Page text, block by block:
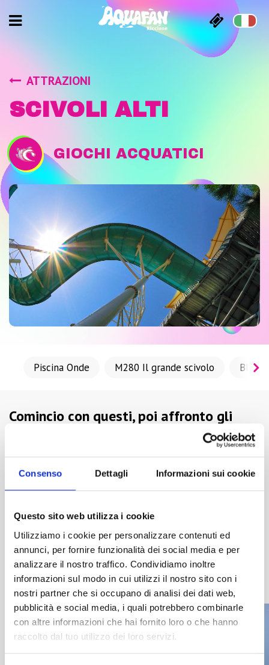
Consenso Dettagli Informazioni sui cookie
Questo sito web utilizza i cookie
Utilizziamo i cookie per personalizzare contenuti ed
annunci, per fornire funzionalità dei social media e per
analizzare il nostro traffico. Condividiamo inoltre
informazioni sul modo in cui utilizzi il nostro sito con i
nostri partner che si occupano di analisi dei dati web,
pubblicità e social media, i quali potrebbero combinarle
con altre informazioni che hai fornito loro o che hanno
raccolto dal tuo utilizzo dei loro servizi.
ATTRAZIONI
SCIVOLI ALTI
GIOCHI ACQUATICI
Piscina Onde M280 Il grande scivolo Black
Comincio con questi, poi affronto gli
Gli Scivoli Alti sono gli scivoli più famosi di Aquafan!
Sono 3 serpentoni divertenti, alti 25 metri e lunghi circa
ambientarsi all'adrenalina che riservano le altre
attrazioni più "aggressive" del Parco.
Scivolo consentito solo sopra i 12 anni e 1,40 mt d'altezza